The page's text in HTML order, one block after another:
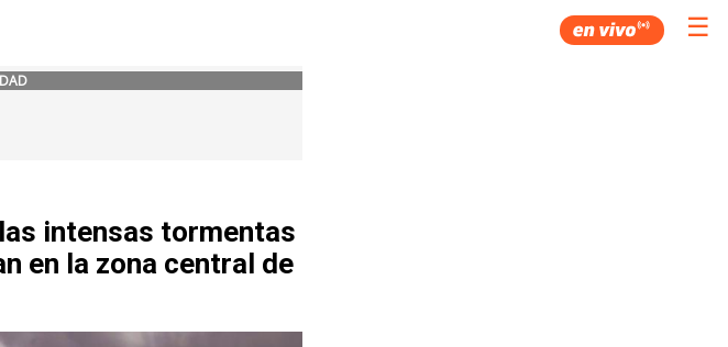
☰
intensas tormentas
en la zona central de